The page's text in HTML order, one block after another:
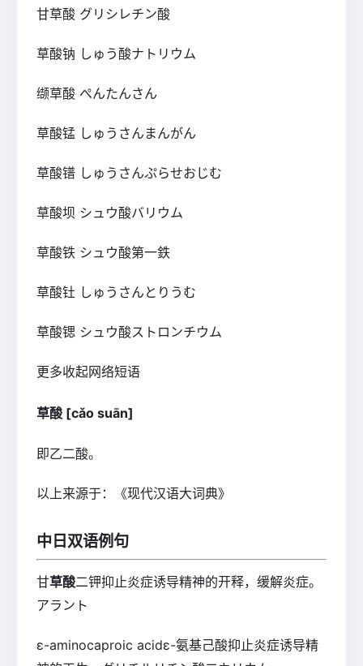
甘草酸 グリシレチン酸
草酸钠 しゅう酸ナトリウム
缬草酸 ぺんたんさん
草酸锰 しゅうさんまんがん
草酸镨 しゅうさんぷらせおじむ
草酸坝 シュウ酸バリウム
草酸铁 シュウ酸第一鉄
草酸钍 しゅうさんとりうむ
草酸锶 シュウ酸ストロンチウム
更多收起网络短语
草酸 [cǎo suān]
即乙二酸。
以上来源于：《现代汉语大词典》
中日双语例句
甘草酸二钾抑止炎症诱导精神的开释，缓解炎症。
アラント
ε-aminocaproic acidε-氨基己酸抑止炎症诱导精